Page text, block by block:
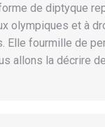
de diptyque
olympiques et à
Elle fourmille de
allons la décrire